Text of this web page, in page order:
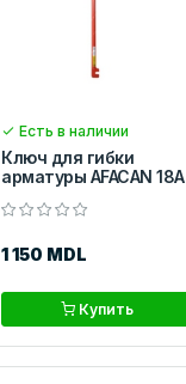
Есть в наличии
Ключ для гибки
арматуры AFACAN 18А
1 150 MDL
Купить